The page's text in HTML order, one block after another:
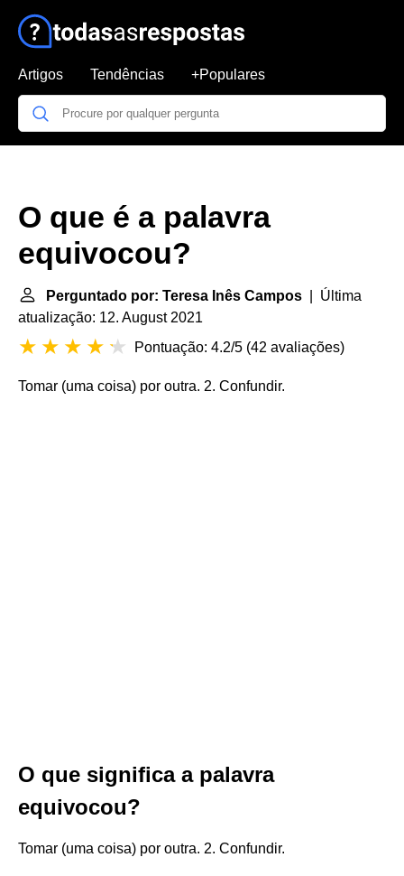
Artigos Tendências +Populares
O que é a palavra
equivocou?
Perguntado por: Teresa Inês Campos | Última
atualização: 12. August 2021
Pontuação: 4.2/5 (42 avaliações)
Tomar (uma coisa) por outra. 2. Confundir.
O que significa a palavra
equivocou?
Tomar (uma coisa) por outra. 2. Confundir.